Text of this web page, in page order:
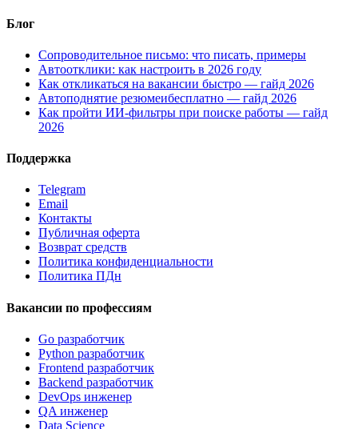
Блог
Сопроводительное письмо: что писать, примеры
Автоотклики: как настроить в 2026 году
Как откликаться на вакансии быстро — гайд 2026
Автоподнятие резюмеибесплатно — гайд 2026
Как пройти ИИ-фильтры при поиске работы — гайд
2026
Поддержка
Telegram
Email
Контакты
Публичная оферта
Возврат средств
Политика конфиденциальности
Политика ПДн
Вакансии по профессиям
Go разработчик
Python разработчик
Frontend разработчик
Backend разработчик
DevOps инженер
QA инженер
Data Science